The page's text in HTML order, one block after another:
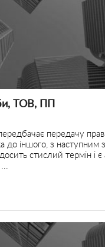
ТОВ, ПП
передачу прав
до іншого, з наступним
досить стислий термін і